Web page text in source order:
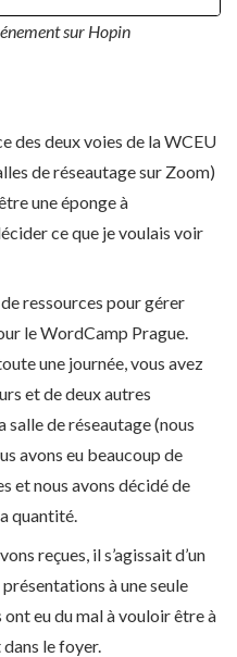
sur Hopin
des deux voies de la WCEU
de réseautage sur Zoom)
une éponge à
ce que je voulais voir
de ressources pour gérer
le WordCamp Prague.
une journée, vous avez
et de deux autres
de réseautage (nous
avons eu beaucoup de
et nous avons décidé de
quantité.
reçues, il s’agissait d’un
à une seule
eu du mal à vouloir être à
le foyer.